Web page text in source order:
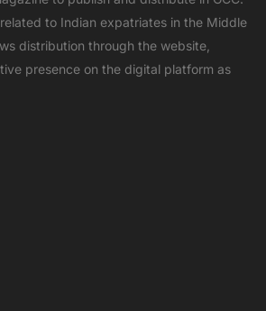
i
t
t
e
u
b
e
s
a
p
p
a
g
r
a
to Indian expatriates in the Middle
distribution through the website,
presence on the digital platform as